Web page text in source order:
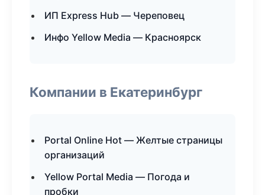
ИП Express Hub — Череповец
Инфо Yellow Media — Красноярск
Компании в Екатеринбург
Portal Online Hot — Желтые страницы
организаций
Yellow Portal Media — Погода и
пробки